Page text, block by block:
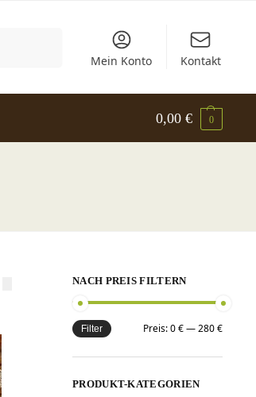
Mein Konto Kontakt
0,00€ 0
NACH PREIS FILTERN
Filter Preis:0 €—280 €
PRODUKT-KATEGORIEN